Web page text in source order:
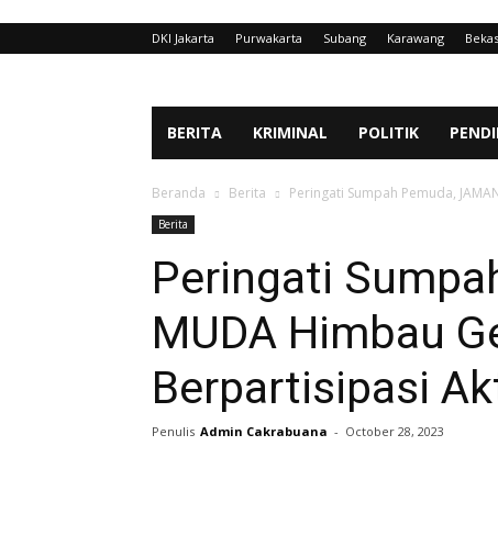
DKI Jakarta Purwakarta Subang Karawang
BERITA KRIMINAL POLITIK
Beranda Berita Peringati Sumpah Pemuda,
Berita
Peringati
MUDA Himbau
Berpartisipasi
Penulis Admin Cakrabuana - October 28, 2023